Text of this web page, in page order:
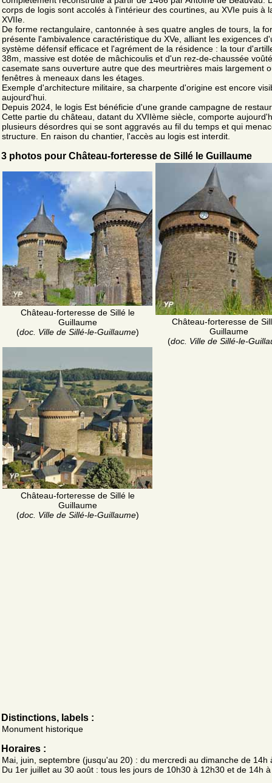
corps de logis sont accolés à l'intérieur des courtines, au XVIe puis à
XVIIe.
De forme rectangulaire, cantonnée à ses quatre angles de tours, la
présente l'ambivalence caractéristique du XVe, alliant les exigences
système défensif efficace et l'agrément de la résidence : la tour
38m, massive est dotée de mâchicoulis et d'un rez-de-chaussée
casemate sans ouverture autre que des meurtrières mais largement
fenêtres à meneaux dans les étages.
Exemple d'architecture militaire, sa charpente d'origine est encore
aujourd'hui.
Depuis 2024, le logis Est bénéficie d'une grande campagne de
Cette partie du château, datant du XVIIème siècle, comporte
plusieurs désordres qui se sont aggravés au fil du temps et qui
structure. En raison du chantier, l'accès au logis est interdit.
3 photos pour Château-forteresse de Sillé le Guillaume
Château-forteresse de Sillé le
Guillaume
(doc. Ville de Sillé-le-Guillaume)
Château-forteresse de
Guillaume
(doc. Ville de Sillé-le-
Château-forteresse de Sillé le
Guillaume
(doc. Ville de Sillé-le-Guillaume)
Distinctions, labels :
Monument historique
Horaires :
Mai, juin, septembre (jusqu'au 20) : du mercredi au dimanche de 14h
Du 1er juillet au 30 août : tous les jours de 10h30 à 12h30 et de 14h